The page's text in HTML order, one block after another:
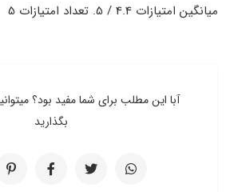
میانگین امتیازات 4.4 / 5. تعداد امتیازات 5
آبا این مطلب برای شما مفید بود؟
بگذارید